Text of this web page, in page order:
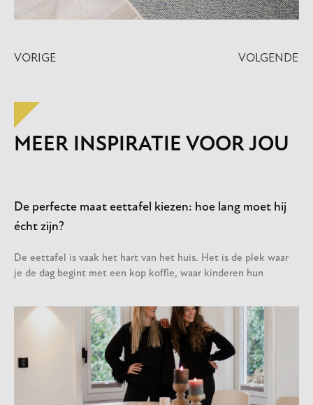
VORIGE VOLGENDE
MEER INSPIRATIE VOOR JOU
De perfecte maat eettafel kiezen: hoe lang moet hij
écht zijn?
De eettafel is vaak het hart van het huis. Het is de plek waar
je de dag begint met een kop koffie, waar kinderen hun